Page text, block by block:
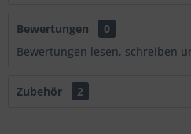
Bewertungen
0
Bewertungen lesen, schreiben
Zubehör 2